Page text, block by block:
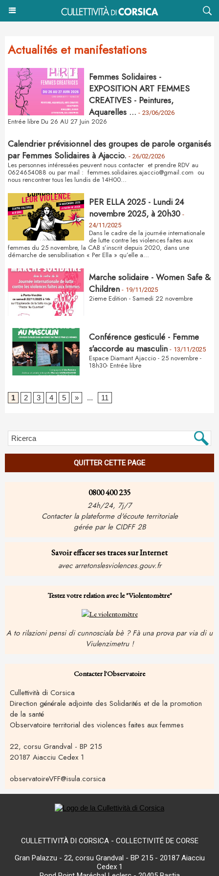
Actualités et manifestations
Femmes Solidaires -
EXPOSITION ART FEMMES
CREATIVES - Peintures,
Aquarelles ... - 23/06/2026
Entrée libre Du 26 AU 27 Juin 2026
Calendrier prévisionnel des groupes de parole organisés
par Femmes Solidaires à Ajaccio. - 26/02/2026
Les personnes intéressées peuvent nous contacter et prendre RDV au
0624654088 ou par mail : femmes.solidaires.ajaccio@gmail.com ou
nous rencontrer tous les lundis de 14H00...
PER ELLA 2025 - Lundi 24
novembre 2025, à 20h30 -
24/11/2025
Dans le cadre de la journée internationale
de lutte contre les violences faites aux
femmes du 25 novembre, la CAB s’inscrit depuis 2020, dans une
démarche de sensibilisation « Per Ella » qu’elle a...
Marche solidaire - Women Safe &
Children - 19/11/2025
2ieme Edition - Samedi 22 novembre
Conférence gesticulé - Femme
s'accorde au masculin - 13/11/2025
Espace Diamant Ajaccio - 25 novembre -
18h30- Entrée libre
1 2 3 4 5 » ... 11
QUITTER CETTE PAGE
0800 400 235
24h/24, 7j/7
Contacter la plateforme d'écoute territoriale
gérée par le CIDFF 2B
Savoir effacer ses traces sur Internet
avec arretonslesviolences.gouv.fr
Testez votre relation avec le "Violentomètre"
A to rilazioni pensi di cunnosciala bè ? Fà una prova par via di u
Viulenzimetru !
Contacter l'Observatoire
Cullettività di Corsica
Direction générale adjointe des Solidarités et de la promotion
de la santé
Observatoire territorial des violences faites aux femmes
22, corsu Grandval - BP 215
20187 Aiacciu Cedex 1
observatoireVFF@isula.corsica
CULLETTIVITÀ DI CORSICA - COLLECTIVITÉ DE CORSE
Gran Palazzu - 22, corsu Grandval - BP 215 - 20187 Aiacciu
Cedex 1